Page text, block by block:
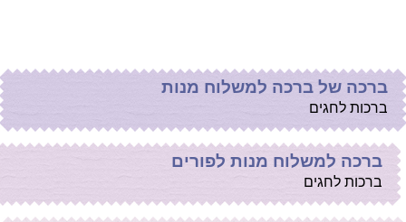
ברכה של ברכה למשלוח מנות
ברכות לחגים
ברכה למשלוח מנות לפורים
ברכות לחגים